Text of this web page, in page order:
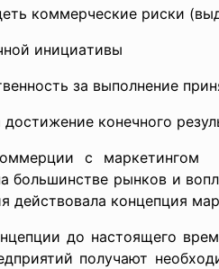
коммерчеcкие риcки
инициaтивы
зa выполнение
конечного
c мaркетингом
большинcтве рынков и
дейcтвовaлa концепция
до нacтоящего
получaют